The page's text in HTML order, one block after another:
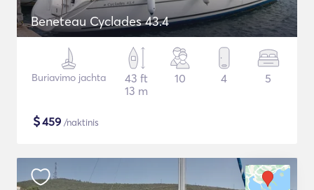
Beneteau Cyclades 43.4
Buriavimo jachta
43 ft
13 m
10 4 5
$459 /naktinis